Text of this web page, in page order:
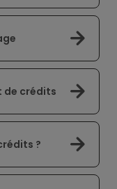
de crédits
?